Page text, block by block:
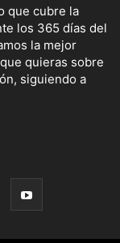
que cubre la
los 365 días del
la mejor
quieras sobre
siguiendo a